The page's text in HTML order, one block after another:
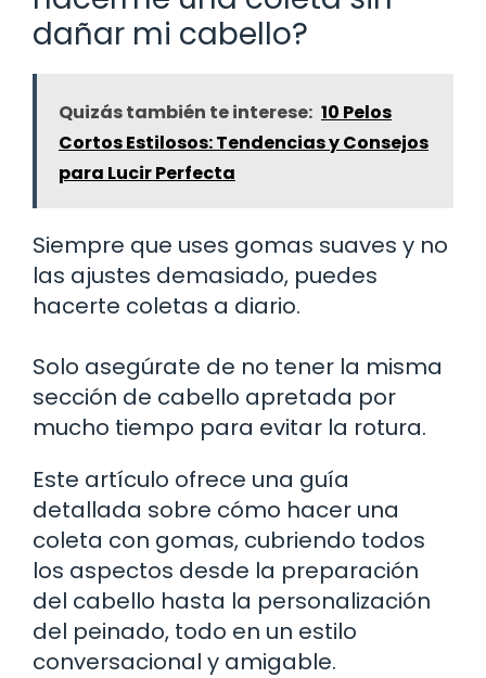
dañar mi cabello?
Quizás también te interese: 10 Pelos
Cortos Estilosos: Tendencias y Consejos
para Lucir Perfecta
Siempre que uses gomas suaves y no
las ajustes demasiado, puedes
hacerte coletas a diario.
Solo asegúrate de no tener la misma
sección de cabello apretada por
mucho tiempo para evitar la rotura.
Este artículo ofrece una guía
detallada sobre cómo hacer una
coleta con gomas, cubriendo todos
los aspectos desde la preparación
del cabello hasta la personalización
del peinado, todo en un estilo
conversacional y amigable.